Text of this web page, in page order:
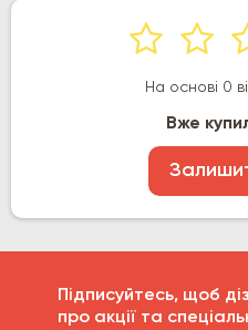
На основі 0
Вже
Підписуйтесь, щоб
про акції та